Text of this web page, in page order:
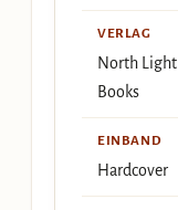
VERLAG
North Light
Books
EINBAND
Hardcover